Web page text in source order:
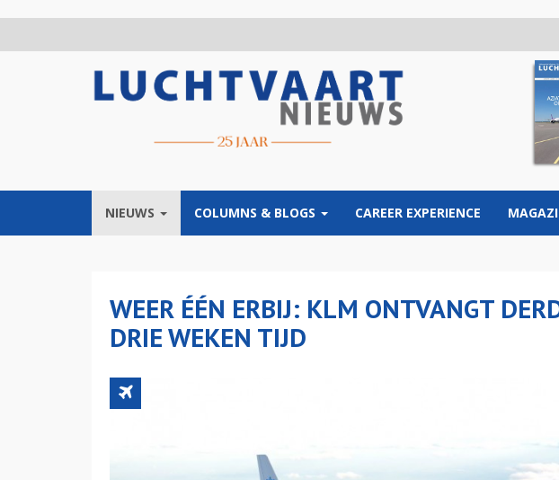
NIEUWS COLUMNS & BLOGS CAREER EXPERIENCE
WEER ÉÉN ERBIJ: KLM ONTVANGT
DRIE WEKEN TIJD